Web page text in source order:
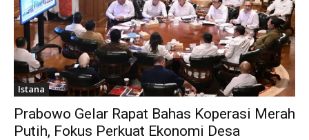
Istana
Prabowo Gelar Rapat Bahas Koperasi Merah
Putih, Fokus Perkuat Ekonomi Desa